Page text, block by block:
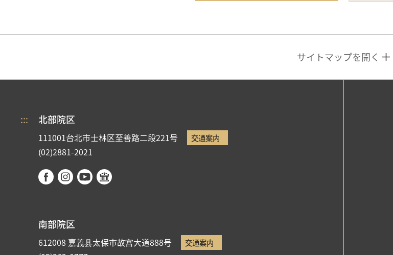
サイトマップを開く
::: 北部院区
111001台北市士林区至善路二段221号 交通案内
(02)2881-2021
南部院区
612008 嘉義县太保市故宫大道888号 交通案内